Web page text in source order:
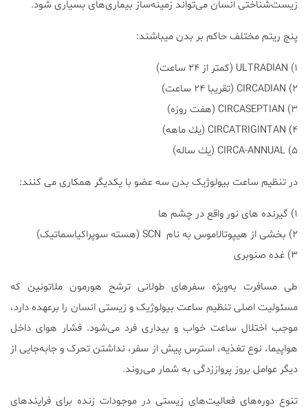
زیست‌شناختی انسان می‌تواند زمینه‌ساز بیماری‌های بسیاری شود.
پنج ريتم مختلف حاكم بر بدن ميباشند:
۱) ULTRADIAN (كمتر از ۲۴ ساعت)
۲) CIRCADIAN (تقريبا ۲۴ ساعت)
۳)‌ CIRCASEPTIAN (هفت روزه)
۴) CIRCATRIGINTAN (يك ماهه)
۵) CIRCA-ANNUAL (يك ساله)
در تنظیم ساعت بیولوژیک بدن سه عضو با یکدیگر همکاری می کنند:
۱) گیرنده های نور واقع در چشم ها
۲) بخشی از هیپوتالاموس به نام SCN (هسته سوپراکیاسماتیک)
۳) غده صنوبری
طی مسافرت به‌ویژه سفرهای طولانی ترشح هورمون ملاتونین که
مسئولیت اصلی تنظیم ساعت بیولوژیک و زیستی انسان را برعهده دارد،
موجب اختلال ساعت خواب و بیداری فرد می‌شود. فشار هوای داخل
هواپیما، نوع تغذیه، استرس پیش از سفر، نداشتن تحرک و جابه‌جایی از
دیگر عوامل بروز پرواززدگی به شمار می‌روند.
تنوع دوره‌های فعالیت‌های زیستی در موجودات زنده برای فرایندهای